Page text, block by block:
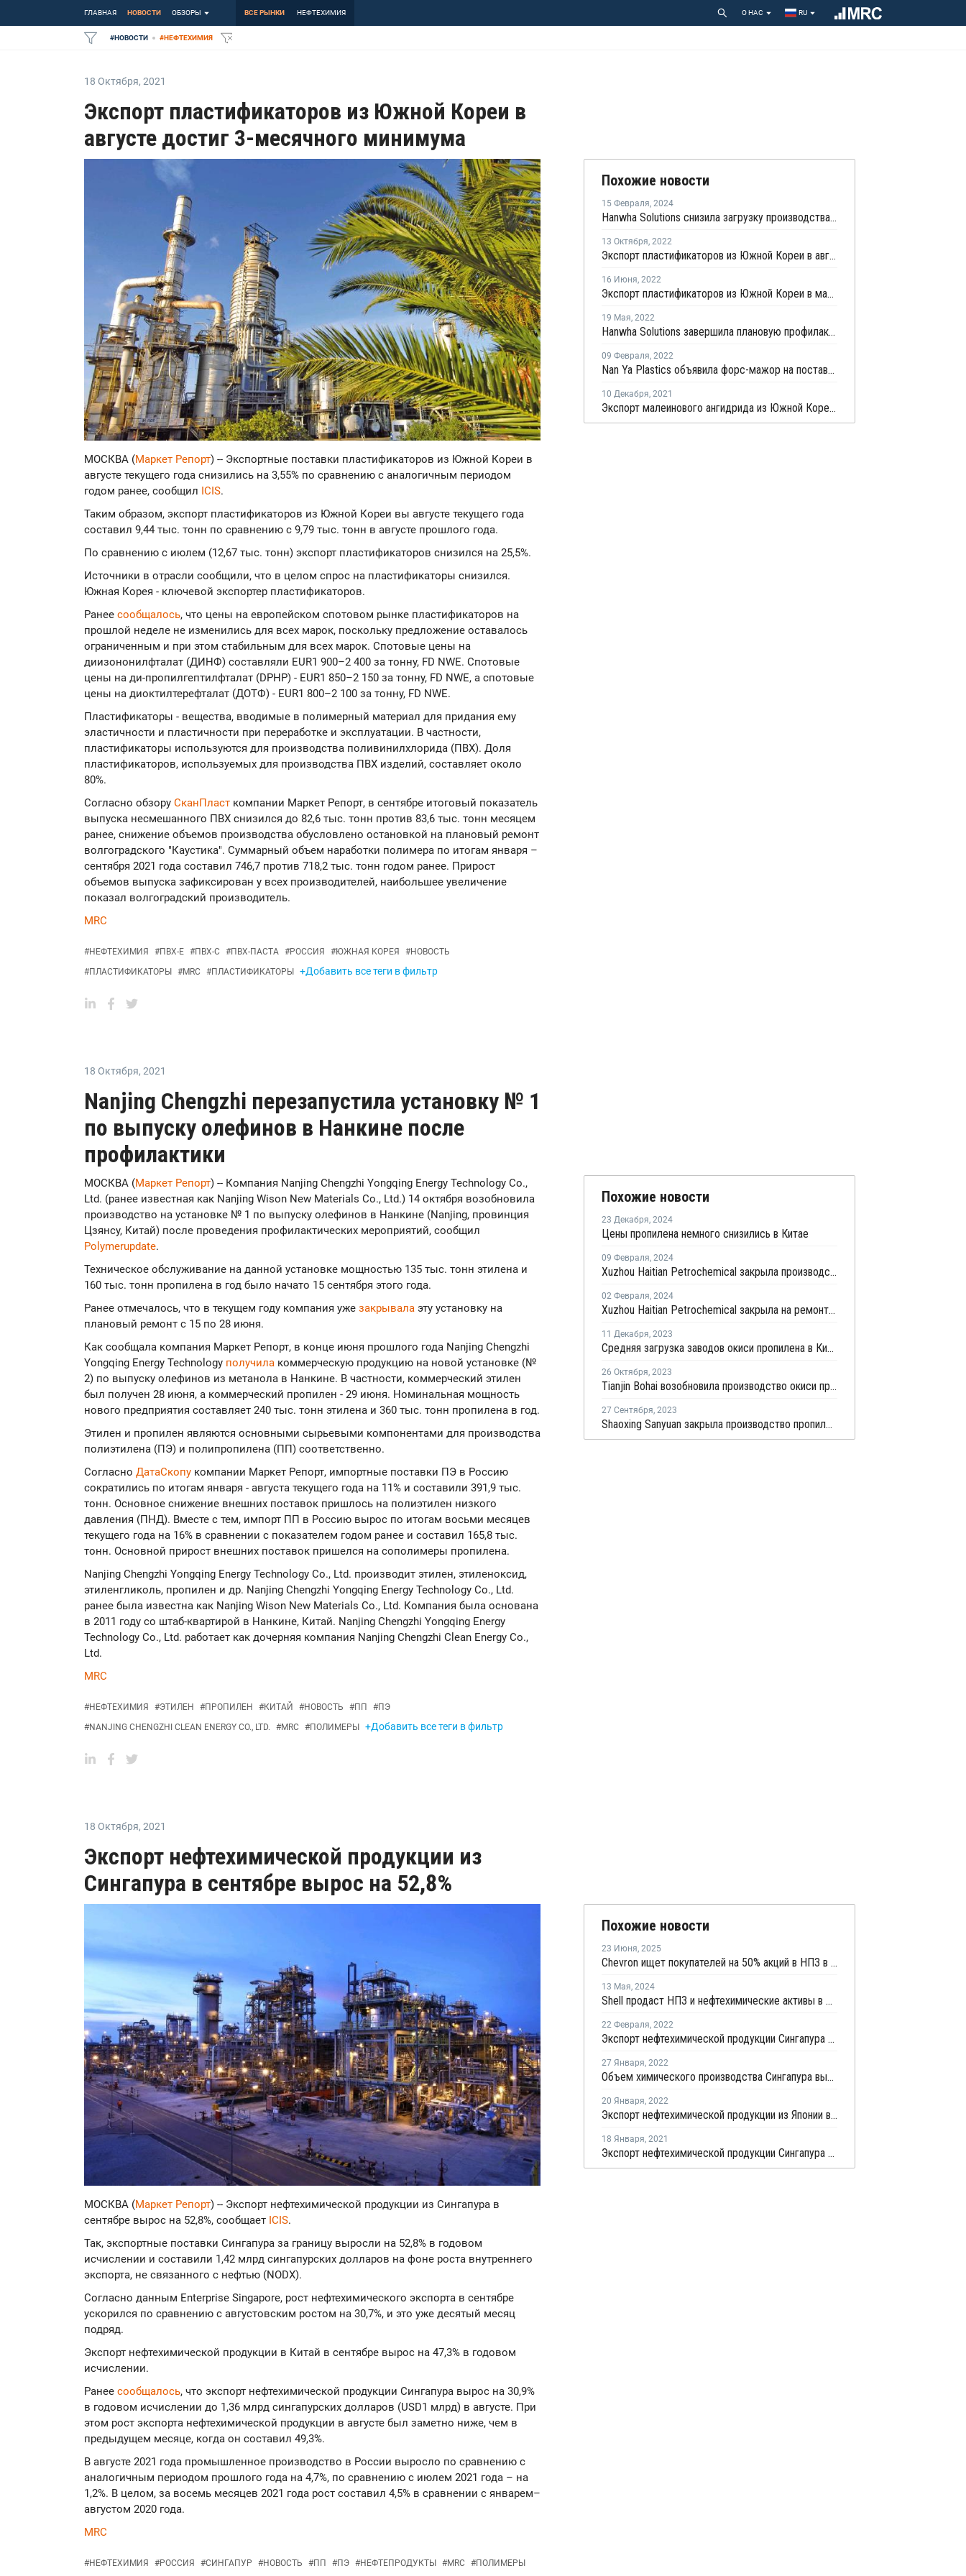
ГЛАВНАЯ НОВОСТИ ОБЗОРЫ ВСЕ РЫНКИ НЕФТЕХИМИЯ О НАС RU
#НОВОСТИ #НЕФТЕХИМИЯ
18 Октября, 2021
Экспорт пластификаторов из Южной Кореи в
августе достиг 3-месячного минимума
МОСКВА (Маркет Репорт) -- Экспортные поставки пластификаторов из Южной Кореи в
августе текущего года снизились на 3,55% по сравнению с аналогичным периодом
годом ранее, сообщил ICIS.
Таким образом, экспорт пластификаторов из Южной Кореи вы августе текущего года
составил 9,44 тыс. тонн по сравнению с 9,79 тыс. тонн в августе прошлого года.
По сравнению с июлем (12,67 тыс. тонн) экспорт пластификаторов снизился на 25,5%.
Источники в отрасли сообщили, что в целом спрос на пластификаторы снизился.
Южная Корея - ключевой экспортер пластификаторов.
Ранее сообщалось, что цены на европейском спотовом рынке пластификаторов на
прошлой неделе не изменились для всех марок, поскольку предложение оставалось
ограниченным и при этом стабильным для всех марок. Спотовые цены на
диизононилфталат (ДИНФ) составляли EUR1 900–2 400 за тонну, FD NWE. Спотовые
цены на ди-пропилгептилфталат (DPHP) - EUR1 850–2 150 за тонну, FD NWE, а спотовые
цены на диоктилтерефталат (ДОТФ) - EUR1 800–2 100 за тонну, FD NWE.
Пластификаторы - вещества, вводимые в полимерный материал для придания ему
эластичности и пластичности при переработке и эксплуатации. В частности,
пластификаторы используются для производства поливинилхлорида (ПВХ). Доля
пластификаторов, используемых для производства ПВХ изделий, составляет около
80%.
Согласно обзору СканПласт компании Маркет Репорт, в сентябре итоговый показатель
выпуска несмешанного ПВХ снизился до 82,6 тыс. тонн против 83,6 тыс. тонн месяцем
ранее, снижение объемов производства обусловлено остановкой на плановый ремонт
волгоградского "Каустика". Суммарный объем наработки полимера по итогам января –
сентября 2021 года составил 746,7 против 718,2 тыс. тонн годом ранее. Прирост
объемов выпуска зафиксирован у всех производителей, наибольшее увеличение
показал волгоградский производитель.
MRC
#НЕФТЕХИМИЯ #ПВХ-Е #ПВХ-С #ПВХ-ПАСТА #РОССИЯ #ЮЖНАЯ КОРЕЯ #НОВОСТЬ
#ПЛАСТИФИКАТОРЫ #MRC #ПЛАСТИФИКАТОРЫ +Добавить все теги в фильтр
Похожие новости
15 Февраля, 2024
Hanwha Solutions снизила загрузку производства пластификаторов в Ульсане
13 Октября, 2022
Экспорт пластификаторов из Южной Кореи в августе достиг 27-месячного минимума
16 Июня, 2022
Экспорт пластификаторов из Южной Кореи в марте был самым низким с января
19 Мая, 2022
Hanwha Solutions завершила плановую профилактику на заводе фталевого ангидрида в Ульсане
09 Февраля, 2022
Nan Ya Plastics объявила форс-мажор на поставки пластификаторов в Тайване
10 Декабря, 2021
Экспорт малеинового ангидрида из Южной Кореи снизился в октябре
18 Октября, 2021
Nanjing Chengzhi перезапустила установку № 1
по выпуску олефинов в Нанкине после
профилактики
МОСКВА (Маркет Репорт) -- Компания Nanjing Chengzhi Yongqing Energy Technology Co.,
Ltd. (ранее известная как Nanjing Wison New Materials Co., Ltd.) 14 октября возобновила
производство на установке № 1 по выпуску олефинов в Нанкине (Nanjing, провинция
Цзянсу, Китай) после проведения профилактических мероприятий, сообщил
Polymerupdate.
Техническое обслуживание на данной установке мощностью 135 тыс. тонн этилена и
160 тыс. тонн пропилена в год было начато 15 сентября этого года.
Ранее отмечалось, что в текущем году компания уже закрывала эту установку на
плановый ремонт с 15 по 28 июня.
Как сообщала компания Маркет Репорт, в конце июня прошлого года Nanjing Chengzhi
Yongqing Energy Technology получила коммерческую продукцию на новой установке (№
2) по выпуску олефинов из метанола в Нанкине. В частности, коммерческий этилен
был получен 28 июня, а коммерческий пропилен - 29 июня. Номинальная мощность
нового предприятия составляет 240 тыс. тонн этилена и 360 тыс. тонн пропилена в год.
Этилен и пропилен являются основными сырьевыми компонентами для производства
полиэтилена (ПЭ) и полипропилена (ПП) соответственно.
Согласно ДатаСкопу компании Маркет Репорт, импортные поставки ПЭ в Россию
сократились по итогам января - августа текущего года на 11% и составили 391,9 тыс.
тонн. Основное снижение внешних поставок пришлось на полиэтилен низкого
давления (ПНД). Вместе с тем, импорт ПП в Россию вырос по итогам восьми месяцев
текущего года на 16% в сравнении с показателем годом ранее и составил 165,8 тыс.
тонн. Основной прирост внешних поставок пришелся на сополимеры пропилена.
Nanjing Chengzhi Yongqing Energy Technology Co., Ltd. производит этилен, этиленоксид,
этиленгликоль, пропилен и др. Nanjing Chengzhi Yongqing Energy Technology Co., Ltd.
ранее была известна как Nanjing Wison New Materials Co., Ltd. Компания была основана
в 2011 году со штаб-квартирой в Нанкине, Китай. Nanjing Chengzhi Yongqing Energy
Technology Co., Ltd. работает как дочерняя компания Nanjing Chengzhi Clean Energy Co.,
Ltd.
MRC
#НЕФТЕХИМИЯ #ЭТИЛЕН #ПРОПИЛЕН #КИТАЙ #НОВОСТЬ #ПП #ПЭ
#NANJING CHENGZHI CLEAN ENERGY CO., LTD. #MRC #ПОЛИМЕРЫ +Добавить все теги в фильтр
Похожие новости
23 Декабря, 2024
Цены пропилена немного снизились в Китае
09 Февраля, 2024
Xuzhou Haitian Petrochemical закрыла производство ПП в Китае
02 Февраля, 2024
Xuzhou Haitian Petrochemical закрыла на ремонт производство ПП в Китае
11 Декабря, 2023
Средняя загрузка заводов окиси пропилена в Китае снизилась на 0,7%
26 Октября, 2023
Tianjin Bohai возобновила производство окиси пропилена в Китае после ремонта
27 Сентября, 2023
Shaoxing Sanyuan закрыла производство пропилена на установке каткрекинга в Шанхае
18 Октября, 2021
Экспорт нефтехимической продукции из
Сингапура в сентябре вырос на 52,8%
МОСКВА (Маркет Репорт) -- Экспорт нефтехимической продукции из Сингапура в
сентябре вырос на 52,8%, сообщает ICIS.
Так, экспортные поставки Сингапура за границу выросли на 52,8% в годовом
исчислении и составили 1,42 млрд сингапурских долларов на фоне роста внутреннего
экспорта, не связанного с нефтью (NODX).
Согласно данным Enterprise Singapore, рост нефтехимического экспорта в сентябре
ускорился по сравнению с августовским ростом на 30,7%, и это уже десятый месяц
подряд.
Экспорт нефтехимической продукции в Китай в сентябре вырос на 47,3% в годовом
исчислении.
Ранее сообщалось, что экспорт нефтехимической продукции Сингапура вырос на 30,9%
в годовом исчислении до 1,36 млрд сингапурских долларов (USD1 млрд) в августе. При
этом рост экспорта нефтехимической продукции в августе был заметно ниже, чем в
предыдущем месяце, когда он составил 49,3%.
В августе 2021 года промышленное производство в России выросло по сравнению с
аналогичным периодом прошлого года на 4,7%, по сравнению с июлем 2021 года – на
1,2%. В целом, за восемь месяцев 2021 года рост составил 4,5% в сравнении с январем–
августом 2020 года.
MRC
#НЕФТЕХИМИЯ #РОССИЯ #СИНГАПУР #НОВОСТЬ #ПП #ПЭ #НЕФТЕПРОДУКТЫ #MRC #ПОЛИМЕРЫ
Похожие новости
23 Июня, 2025
Chevron ищет покупателей на 50% акций в НПЗ в Сингапуре
13 Мая, 2024
Shell продаст НПЗ и нефтехимические активы в Сингапуре СП Chandra Asri и Glencore
22 Февраля, 2022
Экспорт нефтехимической продукции Сингапура в январе вырос на 21,9%
27 Января, 2022
Объем химического производства Сингапура вырос на 1,2% в декабре
20 Января, 2022
Экспорт нефтехимической продукции из Японии в декабре вырос на 15,6%
18 Января, 2021
Экспорт нефтехимической продукции Сингапура в декабре вырос на 11,5%